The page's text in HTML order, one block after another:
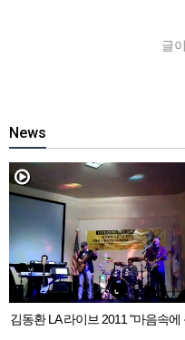
글
News
김동환 LA 라이브 2011 "마음속에